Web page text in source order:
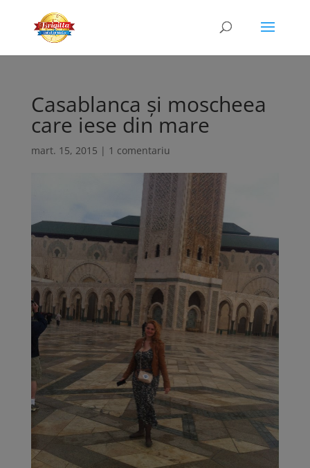
Casablanca și moscheea
care iese din mare
mart. 15, 2015 | 1 comentariu